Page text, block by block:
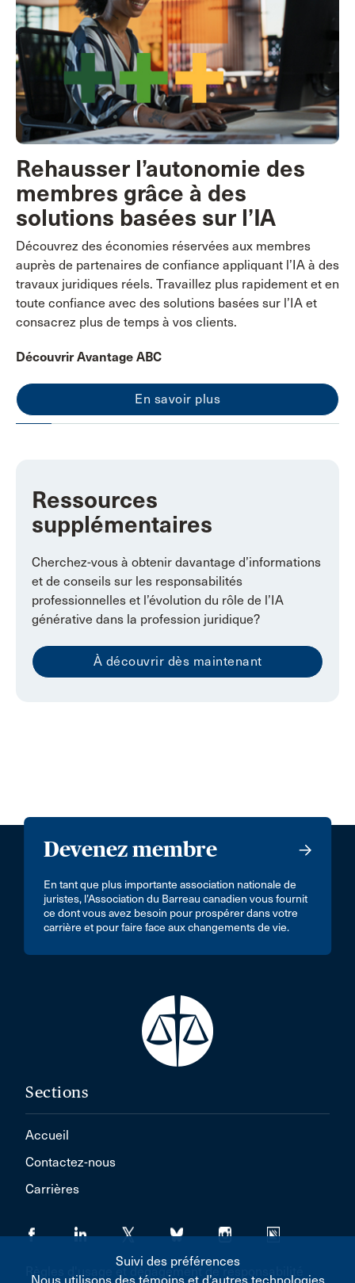
Rehausser l’autonomie des
membres grâce à des
solutions basées sur l’IA
Découvrez des économies réservées aux membres
auprès de partenaires de confiance appliquant l’IA à des
travaux juridiques réels. Travaillez plus rapidement et en
toute confiance avec des solutions basées sur l’IA et
consacrez plus de temps à vos clients.
Découvrir Avantage ABC
En savoir plus
Ressources
supplémentaires
Cherchez-vous à obtenir davantage d’informations
et de conseils sur les responsabilités
professionnelles et l’évolution du rôle de l’IA
générative dans la profession juridique?
À découvrir dès maintenant
Devenez membre
En tant que plus importante association nationale de
juristes, l’Association du Barreau canadien vous fournit
ce dont vous avez besoin pour prospérer dans votre
carrière et pour faire face aux changements de vie.
Sections
Accueil
Contactez-nous
Carrières
Règles d'usage et dégagement de responsabilité
Suivi des préférences